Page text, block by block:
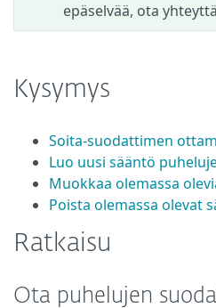
epäselvää, ota
Kysymys
Soita-suodattimen
Luo uusi sääntö
Muokkaa olemassa
Poista olemassa olevat
Ratkaisu
Ota puhelujen